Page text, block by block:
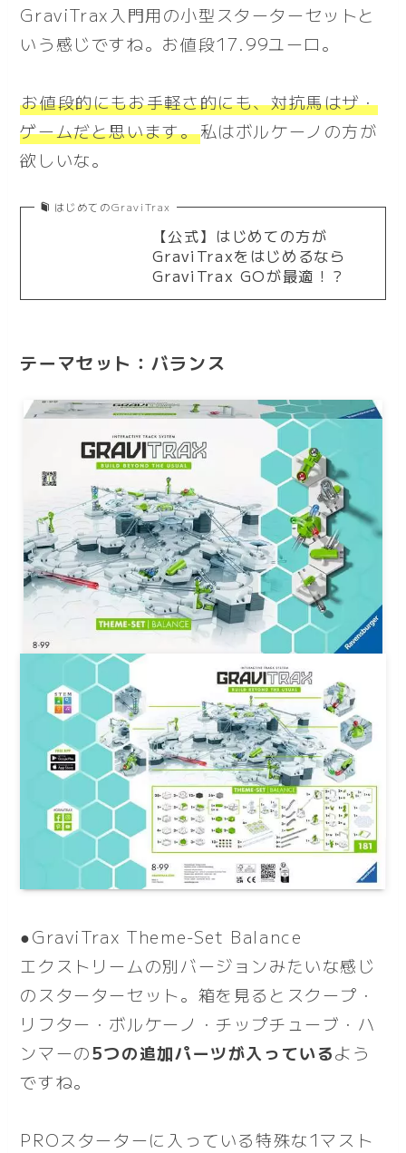
GraviTrax入門用の小型スターターセットと
いう感じですね。お値段17.99ユーロ。
お値段的にもお手軽さ的にも、対抗馬はザ・
ゲームだと思います。私はボルケーノの方が
欲しいな。
はじめてのGraviTrax
【公式】はじめての方が
GraviTraxをはじめるなら
GraviTrax GOが最適！？
テーマセット：バランス
●GraviTrax Theme-Set Balance
エクストリームの別バージョンみたいな感じ
のスターターセット。箱を見るとスクープ・
リフター・ボルケーノ・チップチューブ・ハ
ンマーの5つの追加パーツが入っているよう
ですね。
PROスターターに入っている特殊な1マスト